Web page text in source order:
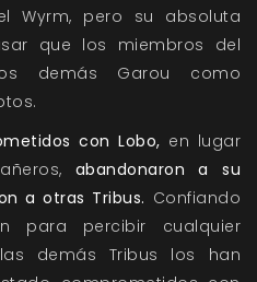
Wyrm, pero su absoluta
que los miembros del
demás Garou como
con Lobo, en lugar
abandonaron a su
a otras Tribus. Confiando
para percibir cualquier
demás Tribus los han